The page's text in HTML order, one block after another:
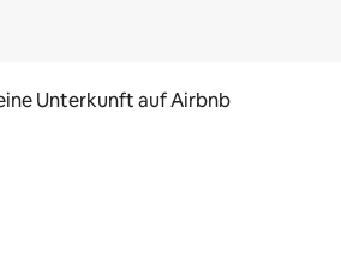
Unterkunft auf Airbnb